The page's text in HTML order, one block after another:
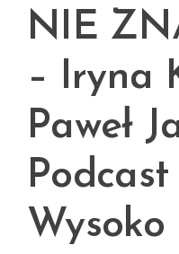
NIE
– Iryna
Paweł
Podcast
Wysoko